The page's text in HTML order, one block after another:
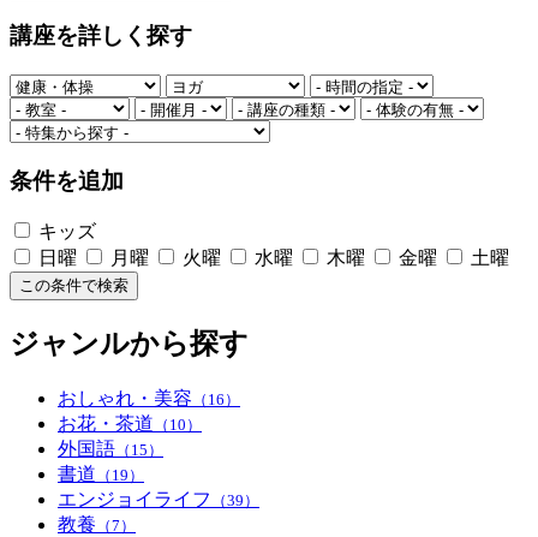
講座を詳しく探す
条件を追加
キッズ
日曜
月曜 火曜 水曜 木曜 金曜 土曜
この条件で検索
ジャンルから探す
おしゃれ・美容 （16）
お花・茶道 （10）
外国語 （15）
書道 （19）
エンジョイライフ （39）
教養 （7）